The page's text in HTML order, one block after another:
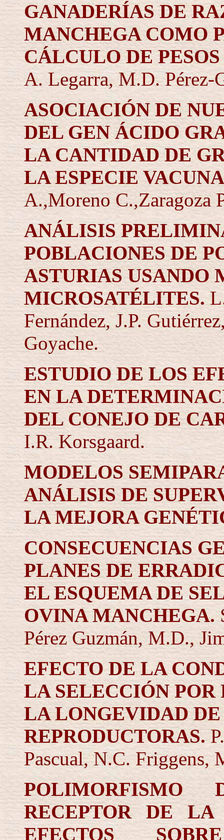
GANADERÍAS DE
MANCHEGA COMO
CÁLCULO DE
A. Legarra, M.D. Pérez-
ASOCIACIÓN DE
DEL GEN ÁCIDO
LA CANTIDAD DE
LA ESPECIE
A.,Moreno C.,Zaragoza
ANÁLISIS
POBLACIONES DE
ASTURIAS USANDO
MICROSATÉLITES.
Fernández, J.P.
Goyache.
ESTUDIO DE LOS
EN LA
DEL CONEJO DE
I.R. Korsgaard.
MODELOS
ANÁLISIS DE
LA MEJORA
CONSECUENCIAS
PLANES DE
EL ESQUEMA DE
OVINA MANCHEGA.
Pérez Guzmán, M.D.,
EFECTO DE LA
LA SELECCIÓN
LA LONGEVIDAD DE
REPRODUCTORAS.
Pascual, N.C. Friggens,
RECEPTOR DE
EFECTOS